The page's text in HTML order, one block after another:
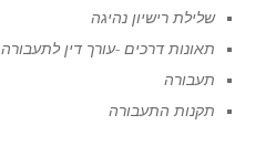
שלילת רישיון נהיגה
תאונות דרכים -עורך דין לתעבורה
תעבורה
תקנות התעבורה